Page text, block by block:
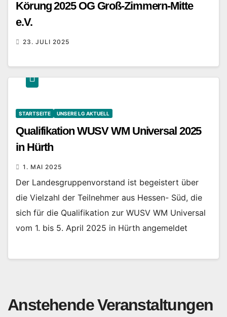
Körung 2025 OG Groß-Zimmern-Mitte
e.V.
23. JULI 2025
STARTSEITE UNSERE LG AKTUELL
Qualifikation WUSV WM Universal 2025
in Hürth
1. MAI 2025
Der Landesgruppenvorstand ist begeistert über
die Vielzahl der Teilnehmer aus Hessen- Süd, die
sich für die Qualifikation zur WUSV WM Universal
vom 1. bis 5. April 2025 in Hürth angemeldet
Anstehende Veranstaltungen